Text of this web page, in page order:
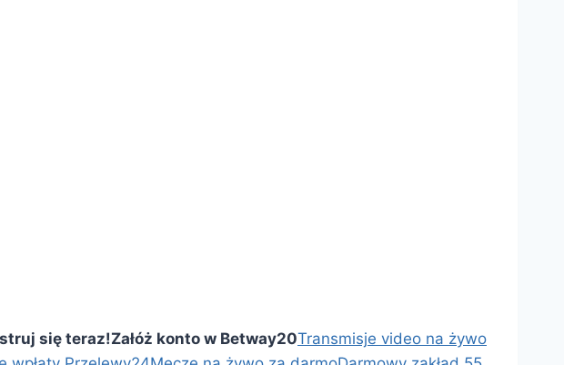
się teraz!Załóż konto w Betway20Transmisje video na żywo